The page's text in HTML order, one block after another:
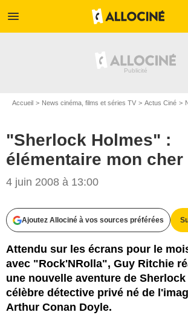
menu
Accueil News cinéma, films et séries TV Actus Ciné
"Sherlock Holmes" :
élémentaire mon cher
4 juin 2008 à 13:00
Ajoutez Allociné à vos sources préférées
Attendu sur les écrans pour le
avec "Rock'NRolla", Guy Ritchie
une nouvelle aventure de
célèbre détective privé né de
Arthur Conan Doyle.